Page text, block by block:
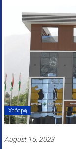
Хабарҳо
August 15, 2023